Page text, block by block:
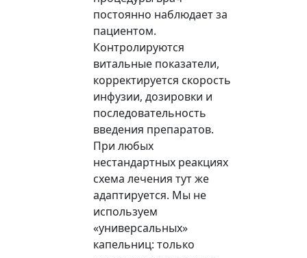
постоянно наблюдает за
пациентом.
Контролируются
витальные показатели,
корректируется скорость
инфузии, дозировки и
последовательность
введения препаратов.
При любых
нестандартных реакциях
схема лечения тут же
адаптируется. Мы не
используем
«универсальных»
капельниц: только